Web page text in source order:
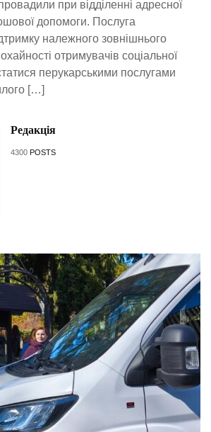
при відділенні адресної
допомоги. Послуга
належного зовнішнього
охайності отримувачів соціальної
перукарськими послугами
[…]
Редакція
4300 POSTS